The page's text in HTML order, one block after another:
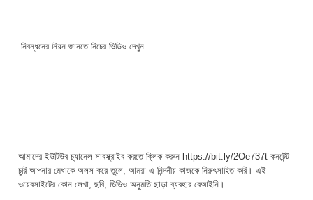
নিবন্ধনের নিয়ন জানতে নিচের ভিডিও দেখুন
আমাদের ইউটিউব চ্যানেল সাবস্ক্রাইব করতে ক্লিক করুন https://bit.ly/2Oe737t কনটেন্ট
চুরি আপনার মেধাকে অলস করে তুলে, আমরা এ নিন্দনীয় কাজকে নিরুৎসাহিত করি। এই
ওয়েবসাইটের কোন লেখা, ছবি, ভিডিও অনুমতি ছাড়া ব্যবহার বেআইনি।